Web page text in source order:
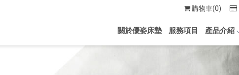
關於優姿床墊 服務項目 產品介紹
購物車(0)